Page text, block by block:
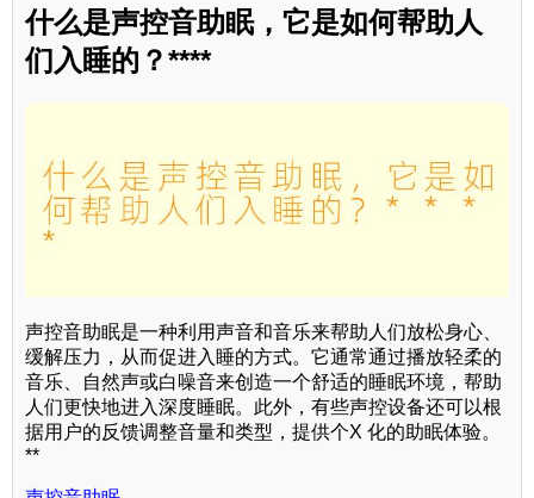
什么是声控音助眠，它是如何帮助人
们入睡的？****
声控音助眠是一种利用声音和音乐来帮助人们放松身心、
缓解压力，从而促进入睡的方式。它通常通过播放轻柔的
音乐、自然声或白噪音来创造一个舒适的睡眠环境，帮助
人们更快地进入深度睡眠。此外，有些声控设备还可以根
据用户的反馈调整音量和类型，提供个X 化的助眠体验。
**